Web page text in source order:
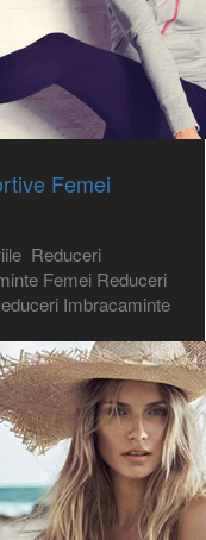
Femei
Reduceri
Femei Reduceri
Imbracaminte